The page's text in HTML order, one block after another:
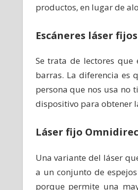
productos, en lugar de
Escáneres láser fijos
Se trata de lectores
barras. La diferencia es
persona que nos usa no
dispositivo para obtener
Láser fijo
Una variante del láser
a un conjunto de
porque permite una